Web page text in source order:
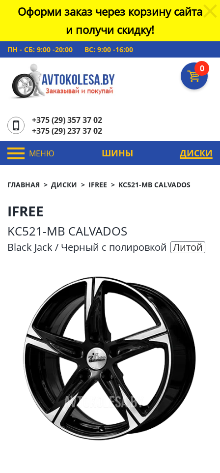
Оформи заказ через корзину сайта
и получи скидку!
ПН - СБ: 9:00 -20:00 ВС: 9:00 -16:00
0
+375 (29) 357 37 02
+375 (29) 237 37 02
МЕНЮ ШИНЫ ДИСКИ
ГЛАВНАЯ ДИСКИ IFREE KC521-MB CALVADOS
IFREE
KC521-MB CALVADOS
Black Jack / Черный с полировкой Литой